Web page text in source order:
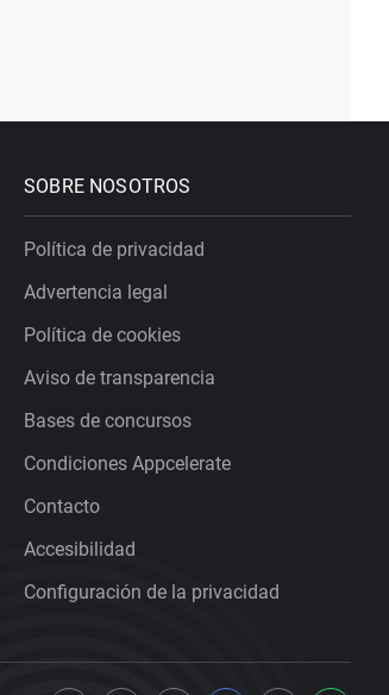
SOBRE NOSOTROS
Política de privacidad
Advertencia legal
Política de cookies
Aviso de transparencia
Bases de concursos
Condiciones Appcelerate
Contacto
Accesibilidad
Configuración de la privacidad